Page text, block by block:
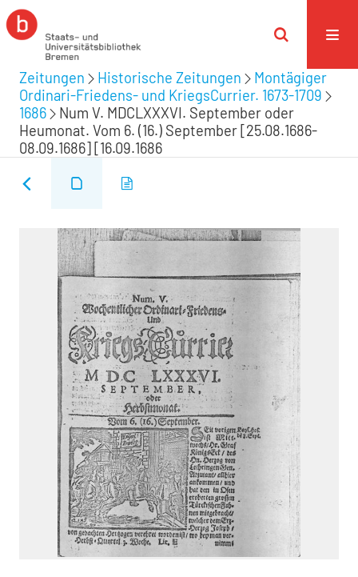
Zeitungen Historische Zeitungen
Montägiger
Ordinari-Friedens- und KriegsCurrier. 1673-1709
1686
Num V. MDCLXXXVI. September oder
Heumonat. Vom 6. (16.) September [25.08.1686-
08.09.1686] [16.09.1686